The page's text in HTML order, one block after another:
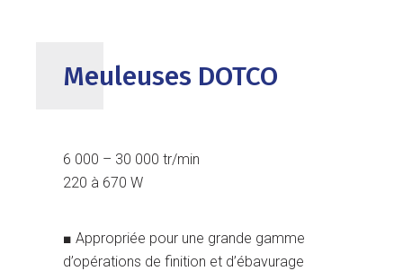
Meuleuses DOTCO
6 000 – 30 000 tr/min
220 à 670 W
■ Appropriée pour une grande gamme
d’opérations de finition et d’ébavurage